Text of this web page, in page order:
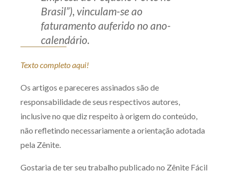
Brasil”), vinculam-se ao
faturamento auferido no ano-
calendário.
Texto completo aqui!
Os artigos e pareceres assinados são de
responsabilidade de seus respectivos autores,
inclusive no que diz respeito à origem do conteúdo,
não refletindo necessariamente a orientação adotada
pela Zênite.
Gostaria de ter seu trabalho publicado no Zênite Fácil